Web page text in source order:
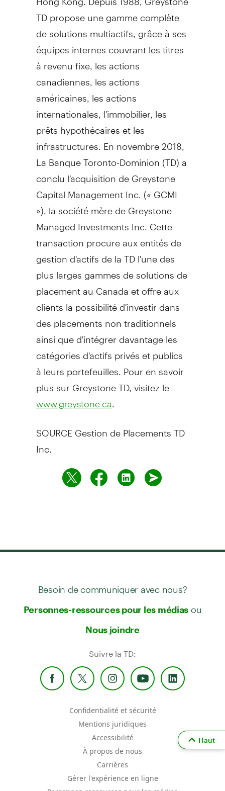
TD propose une gamme complète
de solutions multiactifs, grâce à ses
équipes internes couvrant les titres
à revenu fixe, les actions
canadiennes, les actions
américaines, les actions
internationales, l'immobilier, les
prêts hypothécaires et les
infrastructures. En novembre 2018,
La Banque Toronto-Dominion (TD) a
conclu l'acquisition de Greystone
Capital Management Inc. (« GCMI
»), la société mère de Greystone
Managed Investments Inc. Cette
transaction procure aux entités de
gestion d'actifs de la TD l'une des
plus larges gammes de solutions de
placement au Canadaet offre aux
clients la possibilité d'investir dans
des placements non traditionnels
ainsi que d'intégrer davantage les
catégories d'actifs privés et publics
à leurs portefeuilles. Pour en savoir
plus sur Greystone TD, visitez le
www.greystone.ca
SOURCE Gestion de Placements TD
Inc.
Besoin de communiquer avec nous?
Personnes-ressources pour les médias ou
Nous joindre
Suivre la TD:
Confidentialité et sécurité
Mentions juridiques
Accessibilité
À propos de nous
Carrières
Gérer l'expérience en ligne
Haut